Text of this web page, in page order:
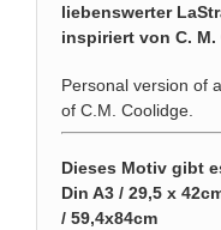
liebenswerter
inspiriert von C.
Personal version of
of C.M. Coolidge.
Dieses Motiv gibt
Din A3 / 29,5 x
/ 59,4x84cm